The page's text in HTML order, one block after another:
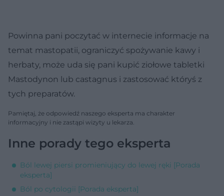
Powinna pani poczytać w internecie informacje na
temat mastopatii, ograniczyć spożywanie kawy i
herbaty, może uda się pani kupić ziołowe tabletki
Mastodynon lub castagnus i zastosować któryś z
tych preparatów.
Pamiętaj, że odpowiedź naszego eksperta ma charakter
informacyjny i nie zastąpi wizyty u lekarza.
Inne porady tego eksperta
Ból lewej piersi promieniujący do lewej ręki [Porada
eksperta]
Ból po cytologii [Porada eksperta]